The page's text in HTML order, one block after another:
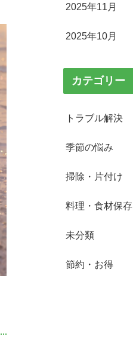
2025年11月
2025年10月
カテゴリー
トラブル解決
季節の悩み
掃除・片付け
料理・食材保存
未分類
節約・お得